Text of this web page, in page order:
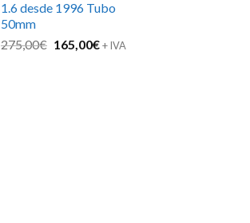
1.6 desde 1996 Tubo
50mm
275,00€ El
165,00€El+ IVA